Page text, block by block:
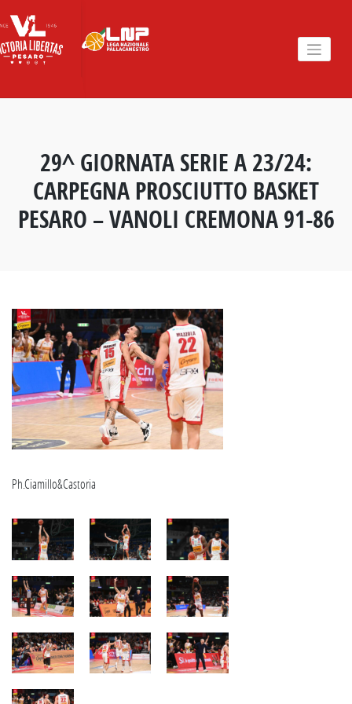
to
content
29^ GIORNATA SERIE A 23/24:
CARPEGNA PROSCIUTTO BASKET
PESARO – VANOLI CREMONA 91-86
Ph.Ciamillo&Castoria